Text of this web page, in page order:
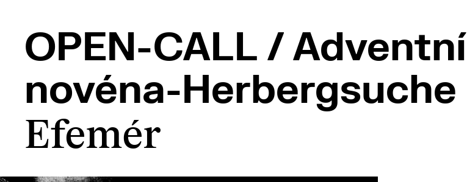
OPEN-CALL / Adventní
novéna-Herbergsuche
Efemér